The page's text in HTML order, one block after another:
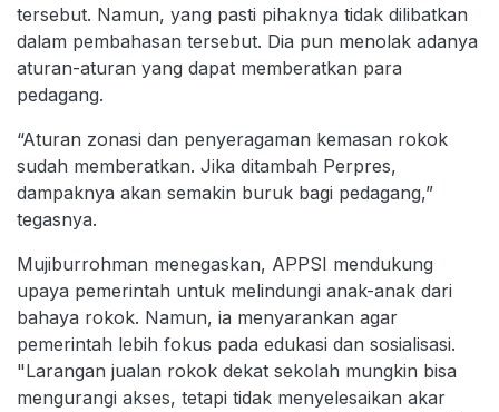
tersebut. Namun, yang pasti pihaknya tidak dilibatkan
dalam pembahasan tersebut. Dia pun menolak adanya
aturan-aturan yang dapat memberatkan para
pedagang.
“Aturan zonasi dan penyeragaman kemasan rokok
sudah memberatkan. Jika ditambah Perpres,
dampaknya akan semakin buruk bagi pedagang,”
tegasnya.
Mujiburrohman menegaskan, APPSI mendukung
upaya pemerintah untuk melindungi anak-anak dari
bahaya rokok. Namun, ia menyarankan agar
pemerintah lebih fokus pada edukasi dan sosialisasi.
"Larangan jualan rokok dekat sekolah mungkin bisa
mengurangi akses, tetapi tidak menyelesaikan akar